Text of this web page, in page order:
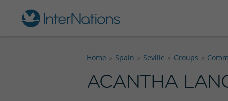
Home Spain Seville Groups
ACANTHA